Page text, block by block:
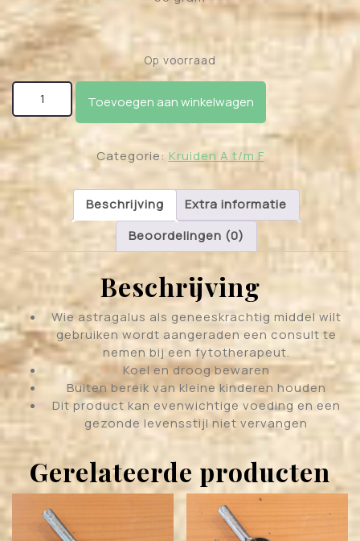
Op voorraad
Astragalus membranicum radix aantal
Toevoegen aan winkelwagen
Categorie: Kruiden A t/m F
Beschrijving
Extra informatie
Beoordelingen (0)
Beschrijving
Wie astragalus als geneeskrachtig middel wilt
gebruiken wordt aangeraden een consult te
nemen bij een fytotherapeut.
Koel en droog bewaren
Buiten bereik van kleine kinderen houden
Dit product kan evenwichtige voeding en een
gezonde levensstijl niet vervangen
Gerelateerde producten